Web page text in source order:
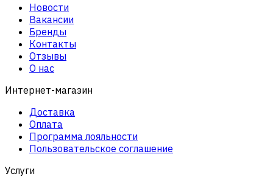
Новости
Вакансии
Бренды
Контакты
Отзывы
О нас
Интернет-магазин
Доставка
Оплата
Программа лояльности
Пользовательское соглашение
Услуги